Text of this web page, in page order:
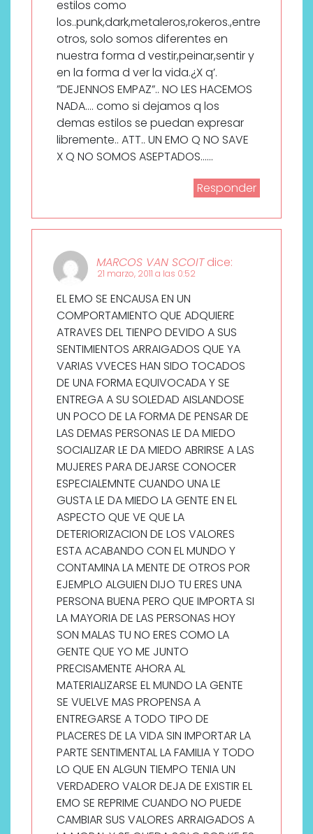
estilos como
los..punk,dark,metaleros,rokeros.,entre
otros, solo somos diferentes en
nuestra forma d vestir,peinar,sentir y
en la forma d ver la vida.¿X q’.
”DEJENNOS EMPAZ”.. NO LES HACEMOS
NADA…. como si dejamos q los
demas estilos se puedan expresar
libremente.. ATT.. UN EMO Q NO SAVE
X Q NO SOMOS ASEPTADOS……
Responder
MARCOS VAN SCOIT dice:
21 marzo, 2011 a las 0:52
EL EMO SE ENCAUSA EN UN
COMPORTAMIENTO QUE ADQUIERE
ATRAVES DEL TIENPO DEVIDO A SUS
SENTIMIENTOS ARRAIGADOS QUE YA
VARIAS VVECES HAN SIDO TOCADOS
DE UNA FORMA EQUIVOCADA Y SE
ENTREGA A SU SOLEDAD AISLANDOSE
UN POCO DE LA FORMA DE PENSAR DE
LAS DEMAS PERSONAS LE DA MIEDO
SOCIALIZAR LE DA MIEDO ABRIRSE A LAS
MUJERES PARA DEJARSE CONOCER
ESPECIALEMNTE CUANDO UNA LE
GUSTA LE DA MIEDO LA GENTE EN EL
ASPECTO QUE VE QUE LA
DETERIORIZACION DE LOS VALORES
ESTA ACABANDO CON EL MUNDO Y
CONTAMINA LA MENTE DE OTROS POR
EJEMPLO ALGUIEN DIJO TU ERES UNA
PERSONA BUENA PERO QUE IMPORTA SI
LA MAYORIA DE LAS PERSONAS HOY
SON MALAS TU NO ERES COMO LA
GENTE QUE YO ME JUNTO
PRECISAMENTE AHORA AL
MATERIALIZARSE EL MUNDO LA GENTE
SE VUELVE MAS PROPENSA A
ENTREGARSE A TODO TIPO DE
PLACERES DE LA VIDA SIN IMPORTAR LA
PARTE SENTIMENTAL LA FAMILIA Y TODO
LO QUE EN ALGUN TIEMPO TENIA UN
VERDADERO VALOR DEJA DE EXISTIR EL
EMO SE REPRIME CUANDO NO PUEDE
CAMBIAR SUS VALORES ARRAIGADOS A